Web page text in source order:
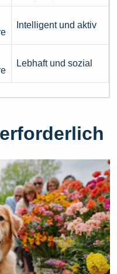
Intelligent und aktiv
Lebhaft und sozial